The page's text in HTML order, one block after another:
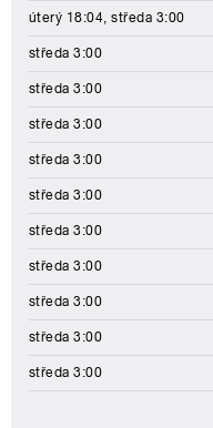
úterý 18:04, středa 3:00
středa 3:00
středa 3:00
středa 3:00
středa 3:00
středa 3:00
středa 3:00
středa 3:00
středa 3:00
středa 3:00
středa 3:00